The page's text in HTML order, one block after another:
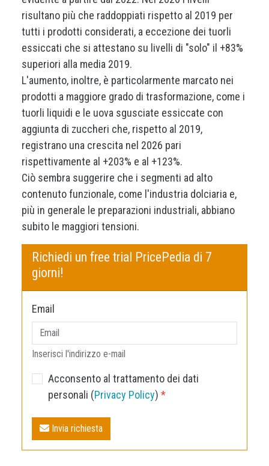
risultano più che raddoppiati rispetto al 2019 per
tutti i prodotti considerati, a eccezione dei tuorli
essiccati che si attestano su livelli di "solo" il +83%
superiori alla media 2019.
L'aumento, inoltre, è particolarmente marcato nei
prodotti a maggiore grado di trasformazione, come i
tuorli liquidi e le uova sgusciate essiccate con
aggiunta di zuccheri che, rispetto al 2019,
registrano una crescita nel 2026 pari
rispettivamente al +203% e al +123%.
Ciò sembra suggerire che i segmenti ad alto
contenuto funzionale, come l'industria dolciaria e,
più in generale le preparazioni industriali, abbiano
subito le maggiori tensioni.
Richiedi un free trial PricePedia di 7
giorni!
Email
Inserisci l'indirizzo e-mail
Acconsento al trattamento dei dati
personali (Privacy Policy) *
Invia richiesta